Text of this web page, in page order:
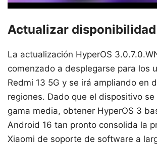
Actualizar disponibilidad
La actualización HyperOS
comenzado a desplegarse para los
Redmi 13 5G y se irá ampliando en
regiones. Dado que el dispositivo
gama media, obtener HyperOS 3
Android 16 tan pronto consolida la
Xiaomi de soporte de software a